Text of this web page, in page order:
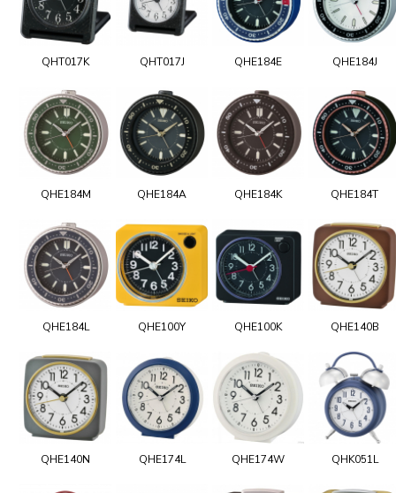
QHT017K QHT017J QHE184E QHE184J
QHE184M QHE184A QHE184K QHE184T
QHE184L QHE100Y QHE100K QHE140B
QHE140N QHE174L QHE174W QHK051L